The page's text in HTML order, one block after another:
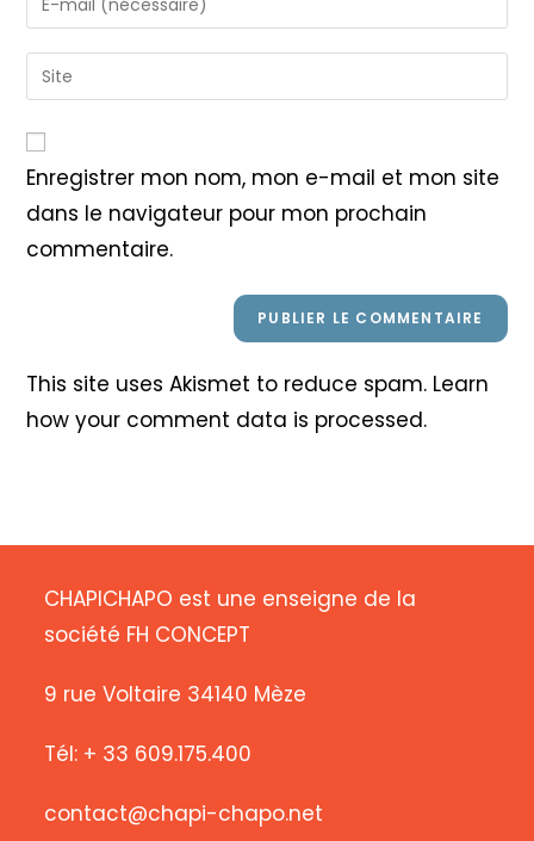
or
to
comment
your
email
address
Saisir
l’URL
votre
site
(facultatif)
Enregistrer mon nom, mon e-mail et mon site
dans le navigateur pour mon prochain
commentaire.
This site uses Akismet to reduce spam. Learn
how your comment data is processed.
CHAPICHAPO est une enseigne de la
société FH CONCEPT
9 rue Voltaire 34140 Mèze
Tél: + 33 609.175.400
contact@chapi-chapo.net